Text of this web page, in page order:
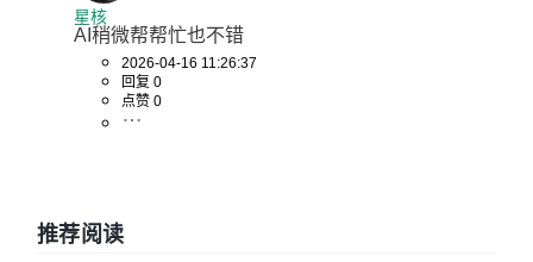
星核
AI稍微帮帮忙也不错
2026-04-16 11:26:37
回复 0
点赞 0
推荐阅读